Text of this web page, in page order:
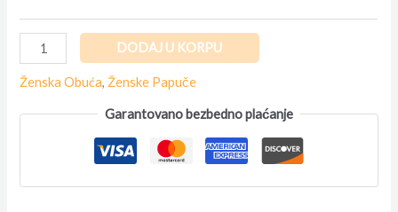
DODAJ U KORPU
Ženska Obuća, Ženske Papuče
Garantovano bezbedno plaćanje